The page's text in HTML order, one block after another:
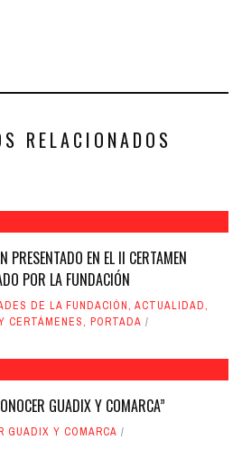
RELACIONADOS
PRESENTADO EN EL II CERTAMEN
POR LA FUNDACIÓN
DE LA FUNDACIÓN, ACTUALIDAD,
CERTÁMENES, PORTADA
GUADIX Y COMARCA”
GUADIX Y COMARCA